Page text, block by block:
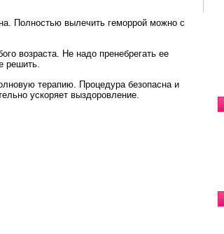
Полностью вылечить геморрой можно с
возраста. Не надо пренебрегать ее
решить.
терапию. Процедура безопасна и
ускоряет выздоровление.